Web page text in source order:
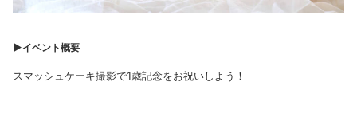
▶︎イベント概要
スマッシュケーキ撮影で1歳記念をお祝いしよう！